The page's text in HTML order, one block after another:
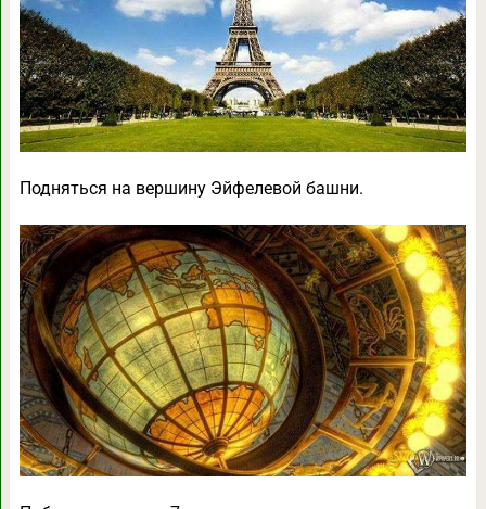
Подняться на вершину Эйфелевой башни.